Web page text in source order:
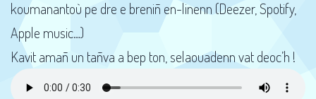
koumanantoù pe dre e breniñ en-linenn (Deezer, Spotify,
Apple music…)
Kavit amañ un tañva a bep ton, selaouadenn vat deoc’h !